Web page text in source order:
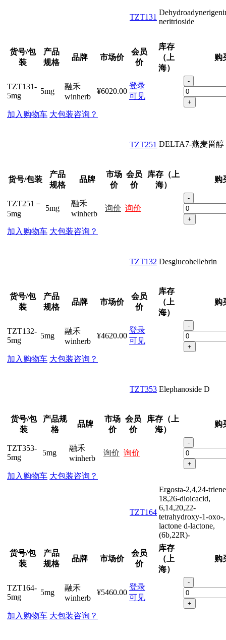
TZT131
neritrioside
货号/包
装
产品
规格
品牌 市场价
会员
价
库存
（上
海）
购
TZT131-
5mg
5mg
融禾
winherb
¥6020.00
登录
可见
-
+
加入购物车 大包装咨询？
TZT251 DELTA7-燕麦甾醇
货号/包装
产品
规格
品牌
市场
价
会员
价
库存（上
海）
购
TZT251－
5mg
5mg
融禾
winherb
询价 询价
-
+
加入购物车 大包装咨询？
TZT132 Desglucohellebrin
货号/包
装
产品
规格
品牌 市场价
会员
价
库存
（上
海）
购
TZT132-
5mg
5mg
融禾
winherb
¥4620.00
登录
可见
-
+
加入购物车 大包装咨询？
TZT353 Elephanoside D
货号/包
装
产品规
格
品牌
市场
价
会员
价
库存（上
海）
购
TZT353-
5mg
5mg
融禾
winherb
询价 询价
-
+
加入购物车 大包装咨询？
TZT164
Ergosta-2,4,24-
18,26-dioicacid,
6,14,20,22-
tetrahydroxy-1-oxo-
lactone d-lactone,
(6b,22R)-
货号/包
装
产品
规格
品牌 市场价
会员
价
库存
（上
海）
购
TZT164-
5mg
5mg
融禾
winherb
¥5460.00
登录
可见
-
+
加入购物车 大包装咨询？